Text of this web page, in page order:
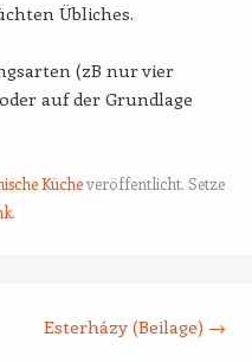
Übliches.
(zB nur vier
auf der Grundlage
Kücheveröffentlicht. Setze
.
Esterházy (Beilage) →